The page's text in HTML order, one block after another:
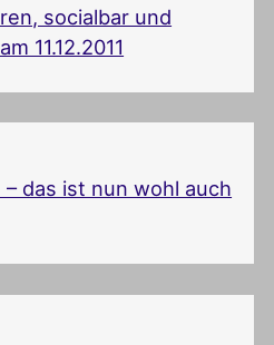
socialbar und
11.12.2011
– das ist nun wohl auch